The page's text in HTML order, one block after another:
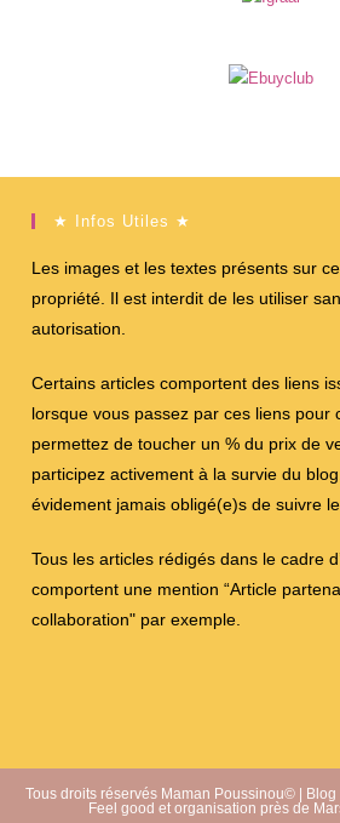
★ Infos Utiles ★
Les images et les textes présents sur
propriété. Il est interdit de les utiliser
autorisation.
Certains articles comportent des liens
lorsque vous passez par ces liens pour
permettez de toucher un % du prix de
participez activement à la survie du
évidement jamais obligé(e)s de suivre
Tous les articles rédigés dans le cadre
comportent une mention “Article
collaboration" par exemple.
Tous droits réservés Maman Poussinou© |
Feel good et organisation près de